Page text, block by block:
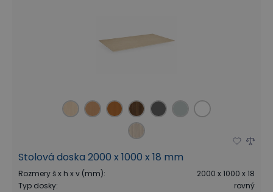
Stolová doska 2000 x 1000 x 18 mm
Rozmery š x h x v (mm):
2000 x 1000 x 18
Typ dosky:
rovný